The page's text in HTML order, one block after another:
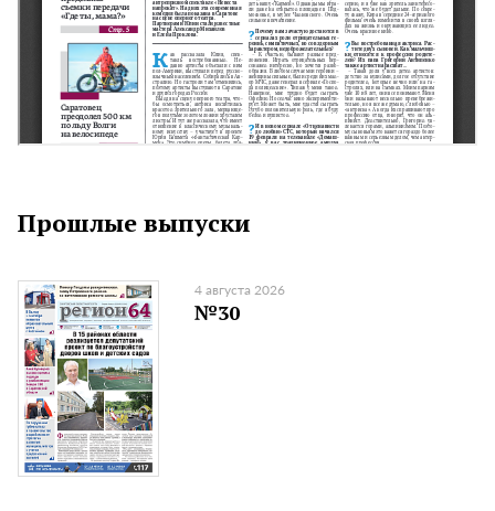
Прошлые выпуски
4 августа 2026
№30